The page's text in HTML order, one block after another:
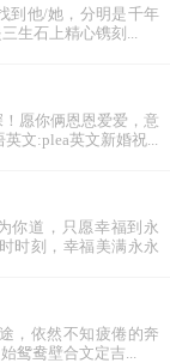
到他/她，分明是千年
生石上精心镌刻...
愿你俩恩恩爱爱，意
文:plea英文新婚祝...
你道，只愿幸福到永
时刻，幸福美满永永
，依然不知疲倦的奔
鸳鸯壁合文定吉...